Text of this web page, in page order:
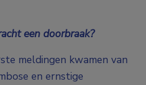
een doorbraak?
meldingen kwamen van
en ernstige